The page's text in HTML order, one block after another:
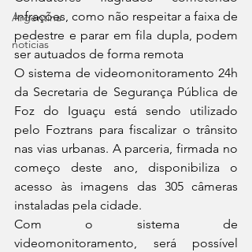
Argentina
noticias
infrações, como não respeitar a faixa de
pedestre e parar em fila dupla, podem
ser autuados de forma remota
O sistema de videomonitoramento 24h
da Secretaria de Segurança Pública de
Foz do Iguaçu está sendo utilizado
pelo Foztrans para fiscalizar o trânsito
nas vias urbanas. A parceria, firmada no
começo deste ano, disponibiliza o
acesso às imagens das 305 câmeras
instaladas pela cidade.
Com o sistema de
videomonitoramento, será possível